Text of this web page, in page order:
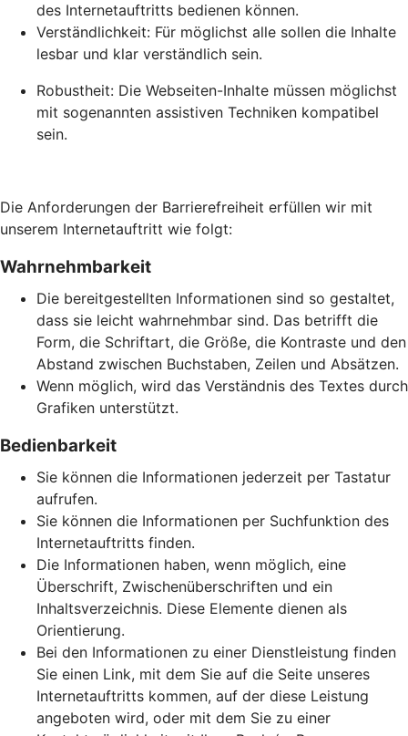
des Internetauftritts bedienen können.
Verständlichkeit: Für möglichst alle sollen die Inhalte
lesbar und klar verständlich sein.
Robustheit: Die Webseiten-Inhalte müssen möglichst
mit sogenannten assistiven Techniken kompatibel
sein.
Die Anforderungen der Barrierefreiheit erfüllen wir mit
unserem Internetauftritt wie folgt:
Wahrnehmbarkeit
Die bereitgestellten Informationen sind so gestaltet,
dass sie leicht wahrnehmbar sind. Das betrifft die
Form, die Schriftart, die Größe, die Kontraste und den
Abstand zwischen Buchstaben, Zeilen und Absätzen.
Wenn möglich, wird das Verständnis des Textes durch
Grafiken unterstützt.
Bedienbarkeit
Sie können die Informationen jederzeit per Tastatur
aufrufen.
Sie können die Informationen per Suchfunktion des
Internetauftritts finden.
Die Informationen haben, wenn möglich, eine
Überschrift, Zwischenüberschriften und ein
Inhaltsverzeichnis. Diese Elemente dienen als
Orientierung.
Bei den Informationen zu einer Dienstleistung finden
Sie einen Link, mit dem Sie auf die Seite unseres
Internetauftritts kommen, auf der diese Leistung
angeboten wird, oder mit dem Sie zu einer